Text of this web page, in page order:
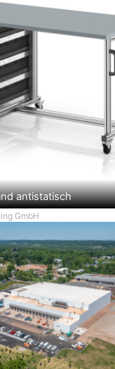
antistatisch
GmbH